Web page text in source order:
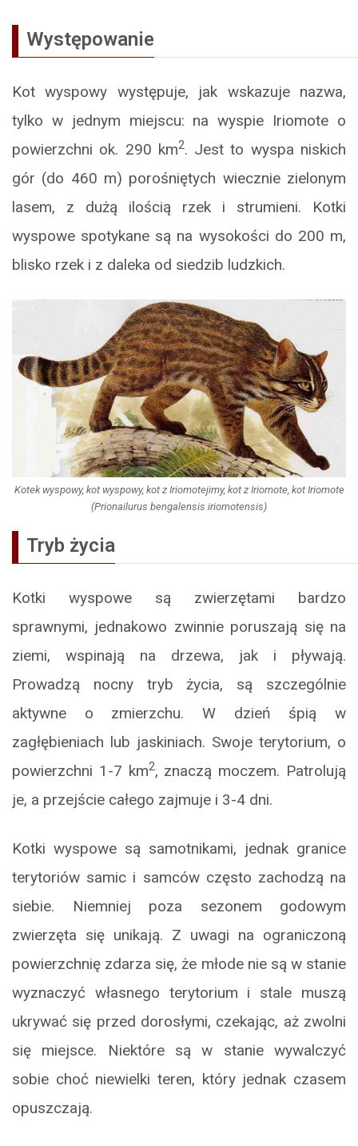
Występowanie
Kot wyspowy występuje, jak wskazuje nazwa,
tylko w jednym miejscu: na wyspie Iriomote o
powierzchni ok. 290 km2. Jest to wyspa niskich
gór (do 460 m) porośniętych wiecznie zielonym
lasem, z dużą ilością rzek i strumieni. Kotki
wyspowe spotykane są na wysokości do 200 m,
blisko rzek i z daleka od siedzib ludzkich.
Kotek wyspowy, kot wyspowy, kot z Iriomotejimy, kot z Iriomote, kot Iriomote
(Prionailurus bengalensis iriomotensis)
Tryb życia
Kotki wyspowe są zwierzętami bardzo
sprawnymi, jednakowo zwinnie poruszają się na
ziemi, wspinają na drzewa, jak i pływają.
Prowadzą nocny tryb życia, są szczególnie
aktywne o zmierzchu. W dzień śpią w
zagłębieniach lub jaskiniach. Swoje terytorium, o
powierzchni 1-7 km2, znaczą moczem. Patrolują
je, a przejście całego zajmuje i 3-4 dni.
Kotki wyspowe są samotnikami, jednak granice
terytoriów samic i samców często zachodzą na
siebie. Niemniej poza sezonem godowym
zwierzęta się unikają. Z uwagi na ograniczoną
powierzchnię zdarza się, że młode nie są w stanie
wyznaczyć własnego terytorium i stale muszą
ukrywać się przed dorosłymi, czekając, aż zwolni
się miejsce. Niektóre są w stanie wywalczyć
sobie choć niewielki teren, który jednak czasem
opuszczają.